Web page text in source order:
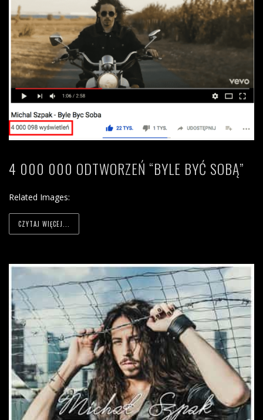
4 000 000 ODTWORZEŃ “BYLE BYĆ SOBĄ”
Related Images:
CZYTAJ WIĘCEJ...